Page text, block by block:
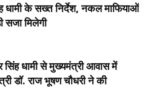
धामी के सख्त निर्देश, नकल माफियाओं
मिलेगी
सिंह धामी से मुख्यमंत्री आवास में
डॉ. राज भूषण चौधरी ने की